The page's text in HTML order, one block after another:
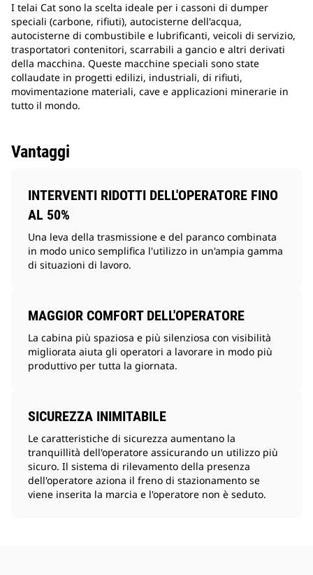
I telai Cat sono la scelta ideale per i cassoni di dumper
speciali (carbone, rifiuti), autocisterne dell'acqua,
autocisterne di combustibile e lubrificanti, veicoli di servizio,
trasportatori contenitori, scarrabili a gancio e altri derivati
della macchina. Queste macchine speciali sono state
collaudate in progetti edilizi, industriali, di rifiuti,
movimentazione materiali, cave e applicazioni minerarie in
tutto il mondo.
Vantaggi
INTERVENTI RIDOTTI DELL'OPERATORE FINO
AL 50%
Una leva della trasmissione e del paranco combinata
in modo unico semplifica l'utilizzo in un'ampia gamma
di situazioni di lavoro.
MAGGIOR COMFORT DELL'OPERATORE
La cabina più spaziosa e più silenziosa con visibilità
migliorata aiuta gli operatori a lavorare in modo più
produttivo per tutta la giornata.
SICUREZZA INIMITABILE
Le caratteristiche di sicurezza aumentano la
tranquillità dell'operatore assicurando un utilizzo più
sicuro. Il sistema di rilevamento della presenza
dell'operatore aziona il freno di stazionamento se
viene inserita la marcia e l'operatore non è seduto.